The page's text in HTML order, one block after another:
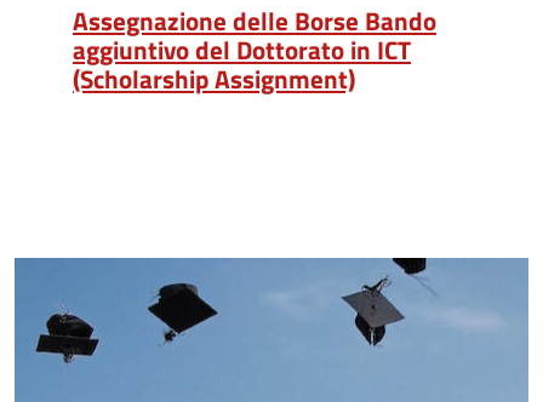
Assegnazione delle Borse Bando
aggiuntivo del Dottorato in ICT
(Scholarship Assignment)